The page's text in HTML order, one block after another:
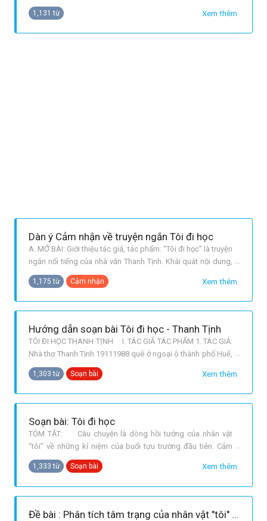
Tịnh in trong tập Quê mẹ, xuất bản năm 1941. Tác giả kể lại
những kỉ niệm êm đềm, sâu sắc của tuổi thơ, trong buổi tựu
Xem thêm
1,131 từ
Dàn ý Cảm nhận về truyện ngắn Tôi đi học
A. MỞ BÀI: Giới thiệu tác giả, tác phẩm: “Tôi đi học” là truyện
ngắn nổi tiếng của nhà văn Thanh Tịnh. Khái quát nội dung,
nghệ thuật chính của tác phẩm: Tác phẩm là dòng hồi tưởng
về những kỉ niệm trong sáng của ngày đầu tiên đi học. B.
THÂN BÀI: Luận điểm 1: Cảm nhận về nội dung: Diễn biến
tâm t
Xem thêm
1,175 từ Cảm nhận
Hướng dẫn soạn bài Tôi đi học - Thanh Tịnh
TÔI ĐI HỌC THANH TỊNH I. TÁC GIẢ TÁC PHẨM 1. TÁC GIẢ:
Nhà thơ Thanh Tịnh 19111988 quê ở ngoại ô thành phố Huế,
tên khai sinh là Trần Văn Ninh, lên 6 tuổi được đổi là Trần
Thanh Tịnh. Thanh Tịnh học tiểu học và trung học ở Huế, từ
năm 1933 bắt đầu đi làm nghề hướng dẫn viên du lịch rồi
vào nghề
Xem thêm
1,303 từ Soạn bài
Soạn bài: Tôi đi học
TÓM TẮT: Câu chuyện là dòng hồi tưởng của nhân vật
“tôi” về những kỉ niệm của buổi tựu trường đầu tiên. Cảm
giác náo nức, hồi hộp, ngỡ ngàng với con đường, cảnh vật,
trường học, bạn bè, thầy giáo. BỐ CỤC: Phần 1 từ đầu ...
trường.
Xem thêm
1,333 từ Soạn bài
Đề bài : Phân tích tâm trạng của nhân vật "tôi" trong buổi tựu trường qua truyện ngắn "Tôi đi học" của nhà văn Thanh Tịnh